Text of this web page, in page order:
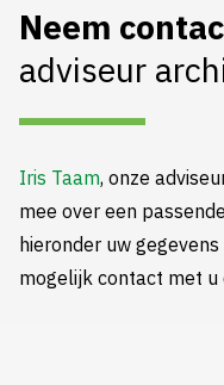
Neem
adviseur
Iris Taam, onze
mee over een
hieronder uw
mogelijk contact met u